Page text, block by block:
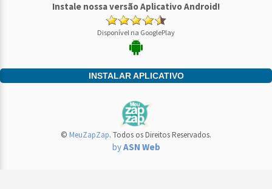
Instale nossa versão Aplicativo Android!
Disponível na GooglePlay
INSTALAR APLICATIVO
© MeuZapZap. Todos os Direitos Reservados.
byASN Web